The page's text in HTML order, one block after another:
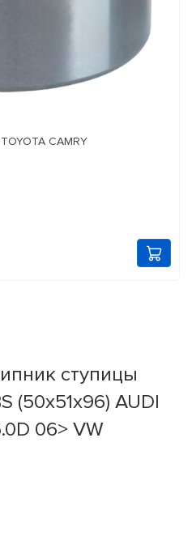
CAMRY
ступицы
(50x51x96) AUDI
06> VW